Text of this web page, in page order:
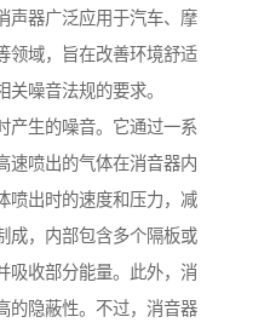
声器广泛应用于汽车、摩
领域，旨在改善环境舒适
噪音法规的要求。
产生的噪音。它通过一系
速喷出的气体在消音器内
喷出时的速度和压力，减
成，内部包含多个隔板或
吸收部分能量。此外，消
的隐蔽性。不过，消音器